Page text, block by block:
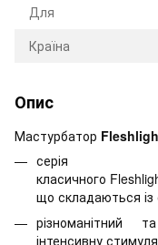
Для
Країна
Опис
Мастурбатор
серія
класичного
що складаються із
різноманітний
інтенсивну